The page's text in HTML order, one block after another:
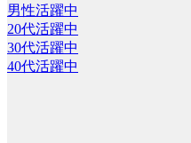
男性活躍中
20代活躍中
30代活躍中
40代活躍中